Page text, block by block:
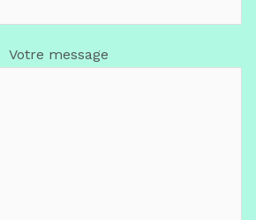
Votre message